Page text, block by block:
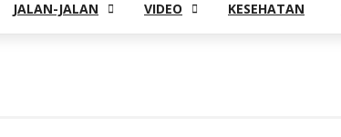
JALAN-JALAN VIDEO KESEHATAN